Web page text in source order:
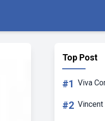
Top Post
#1 Viva
#2 Vincent